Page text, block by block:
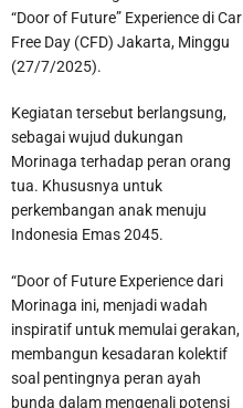
“Door of Future” Experience di Car
Free Day (CFD) Jakarta, Minggu
(27/7/2025).
Kegiatan tersebut berlangsung,
sebagai wujud dukungan
Morinaga terhadap peran orang
tua. Khususnya untuk
perkembangan anak menuju
Indonesia Emas 2045.
“Door of Future Experience dari
Morinaga ini, menjadi wadah
inspiratif untuk memulai gerakan,
membangun kesadaran kolektif
soal pentingnya peran ayah
bunda dalam mengenali potensi